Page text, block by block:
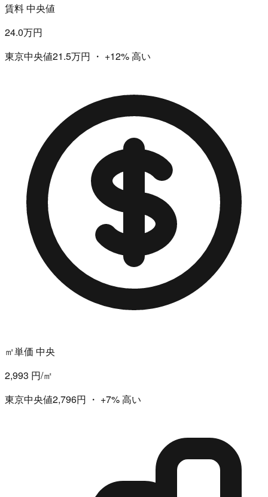
賃料 中央値
24.0万円
東京中央値21.5万円 ・ +12%高い
㎡単価 中央
2,993 円/㎡
東京中央値2,796円 ・ +7%高い